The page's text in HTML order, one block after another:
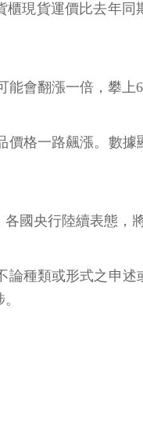
現貨運價比去年
會翻漲一倍，攀
格一路飆漲。數
國央行陸續表態，
種類或形式之申